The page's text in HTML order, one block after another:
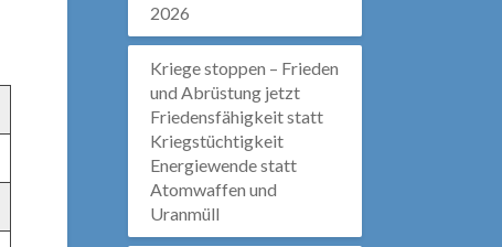
2026
Kriege stoppen – Frieden
und Abrüstung jetzt
Friedensfähigkeit statt
Kriegstüchtigkeit
Energiewende statt
Atomwaffen und
Uranmüll